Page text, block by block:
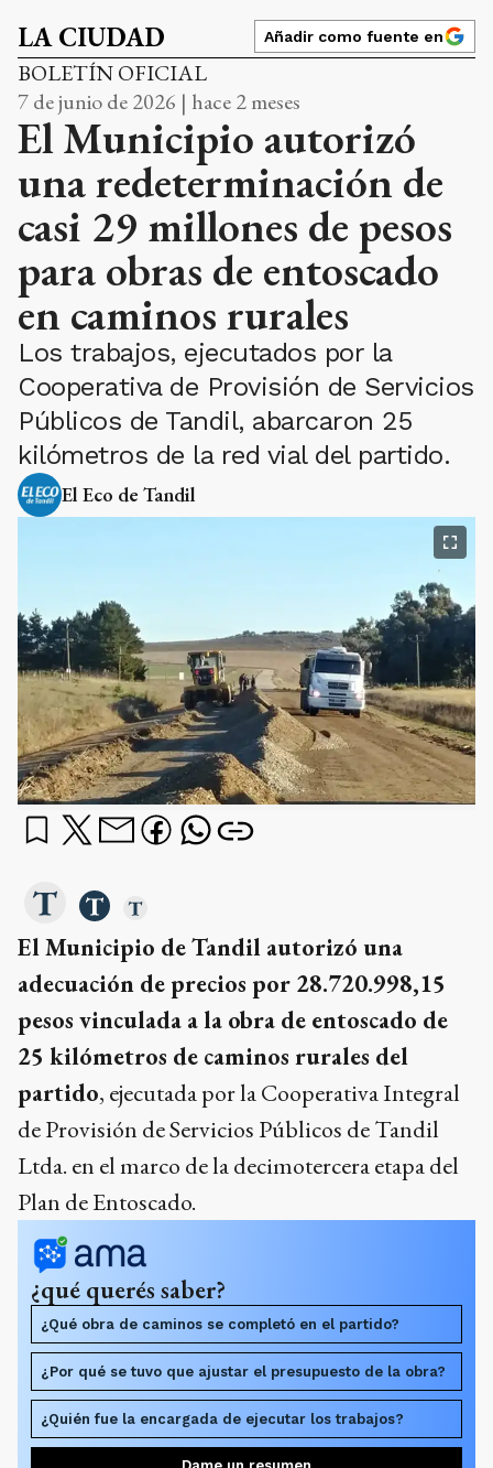
LA CIUDAD Añadir como fuente en
BOLETÍN OFICIAL
7 de junio de 2026 | hace 2 meses
El Municipio autorizó
una redeterminación de
casi 29 millones de pesos
para obras de entoscado
en caminos rurales
Los trabajos, ejecutados por la
Cooperativa de Provisión de Servicios
Públicos de Tandil, abarcaron 25
kilómetros de la red vial del partido.
El Eco de Tandil
El Municipio de Tandil autorizó una
adecuación de precios por 28.720.998,15
pesos vinculada a la obra de entoscado de
25 kilómetros de caminos rurales del
partido, ejecutada por la Cooperativa Integral
de Provisión de Servicios Públicos de Tandil
Ltda. en el marco de la decimotercera etapa del
Plan de Entoscado.
¿qué querés saber?
¿Qué obra de caminos se completó en el partido?
¿Por qué se tuvo que ajustar el presupuesto de la obra?
¿Quién fue la encargada de ejecutar los trabajos?